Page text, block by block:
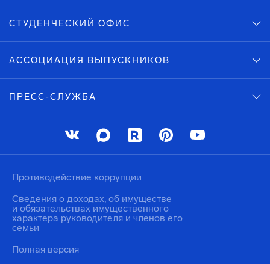
СТУДЕНЧЕСКИЙ ОФИС
АССОЦИАЦИЯ ВЫПУСКНИКОВ
ПРЕСС-СЛУЖБА
Противодействие коррупции
Сведения о доходах, об имуществе
и обязательствах имущественного
характера руководителя и членов его
семьи
Полная версия